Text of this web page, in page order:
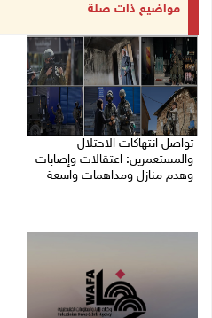
مواضيع ذات صلة
تواصل انتهاكات الاحتلال
والمستعمرين: اعتقالات وإصابات
وهدم منازل ومداهمات واسعة